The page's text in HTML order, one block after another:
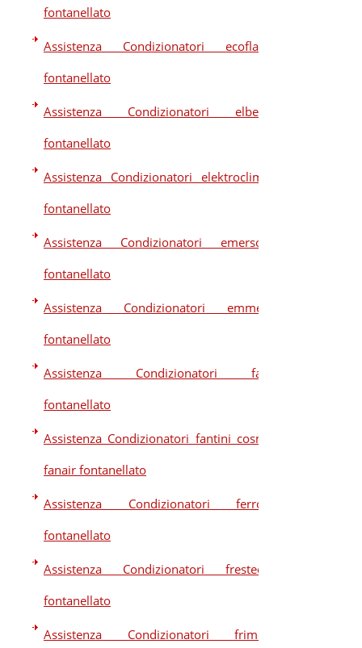
fontanellato
Assistenza Condizionatori ecoflam
fontanellato
Assistenza Condizionatori elberg
fontanellato
Assistenza Condizionatori elektroclima
fontanellato
Assistenza Condizionatori emerson
fontanellato
Assistenza Condizionatori emmeti
fontanellato
Assistenza Condizionatori fair
fontanellato
Assistenza Condizionatori fantini cosmi
fanair fontanellato
Assistenza Condizionatori ferroli
fontanellato
Assistenza Condizionatori frestech
fontanellato
Assistenza Condizionatori frimec